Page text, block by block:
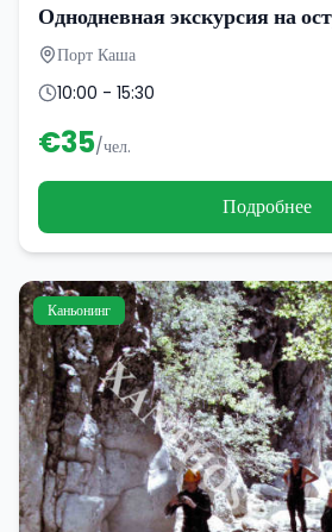
Однодневная экскурсия на
Порт Каша
10:00 - 15:30
€35/чел.
Подробнее
Каньонинг